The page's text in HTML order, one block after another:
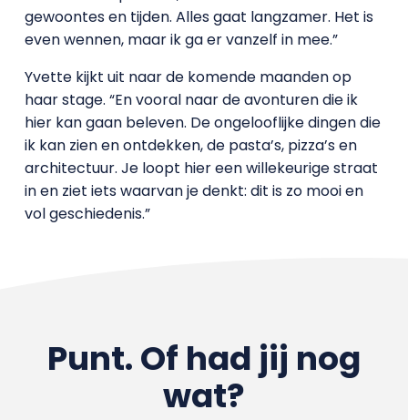
gewoontes en tijden. Alles gaat langzamer. Het is
even wennen, maar ik ga er vanzelf in mee.”
Yvette kijkt uit naar de komende maanden op
haar stage. “En vooral naar de avonturen die ik
hier kan gaan beleven. De ongelooflijke dingen die
ik kan zien en ontdekken, de pasta’s, pizza’s en
architectuur. Je loopt hier een willekeurige straat
in en ziet iets waarvan je denkt: dit is zo mooi en
vol geschiedenis.”
Punt. Of had jij nog
wat?